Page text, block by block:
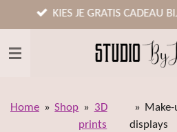
direct
naar
KIES JE GRATIS CADEAU
Home » Shop » 3D
prints
»
displays